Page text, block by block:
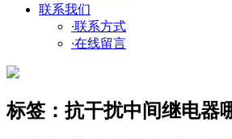
联系我们
·联系方式
·在线留言
标签：抗干扰中间继电器